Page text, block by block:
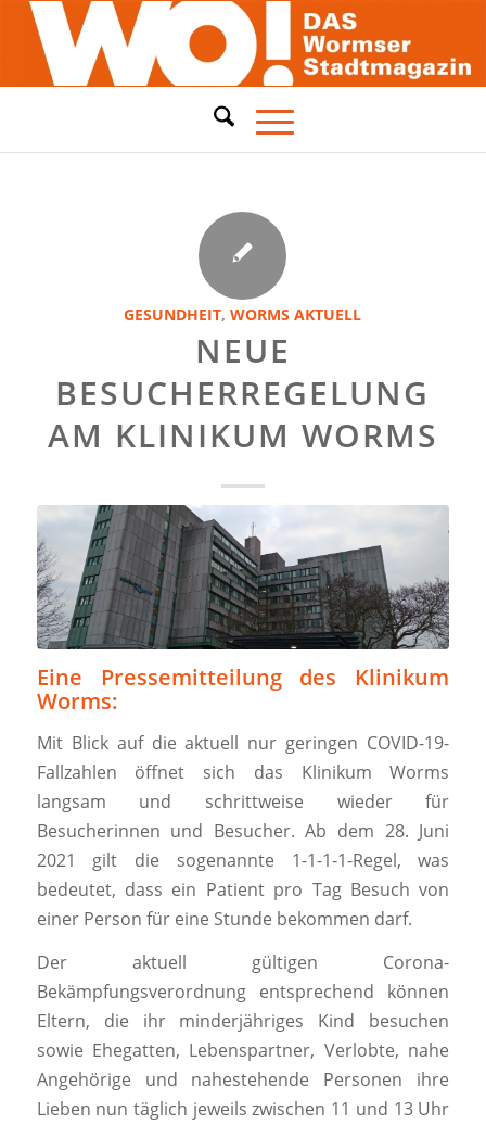
GESUNDHEIT,WORMS AKTUELL
NEUE
BESUCHERREGELUNG
AM KLINIKUM WORMS
Eine Pressemitteilung des Klinikum
Worms:
Mit Blick auf die aktuell nur geringen COVID-19-
Fallzahlen öffnet sich das Klinikum Worms
langsam und schrittweise wieder für
Besucherinnen und Besucher. Ab dem 28. Juni
2021 gilt die sogenannte 1-1-1-1-Regel, was
bedeutet, dass ein Patient pro Tag Besuch von
einer Person für eine Stunde bekommen darf.
Der aktuell gültigen Corona-
Bekämpfungsverordnung entsprechend können
Eltern, die ihr minderjähriges Kind besuchen
sowie Ehegatten, Lebenspartner, Verlobte, nahe
Angehörige und nahestehende Personen ihre
Lieben nun täglich jeweils zwischen 11 und 13 Uhr